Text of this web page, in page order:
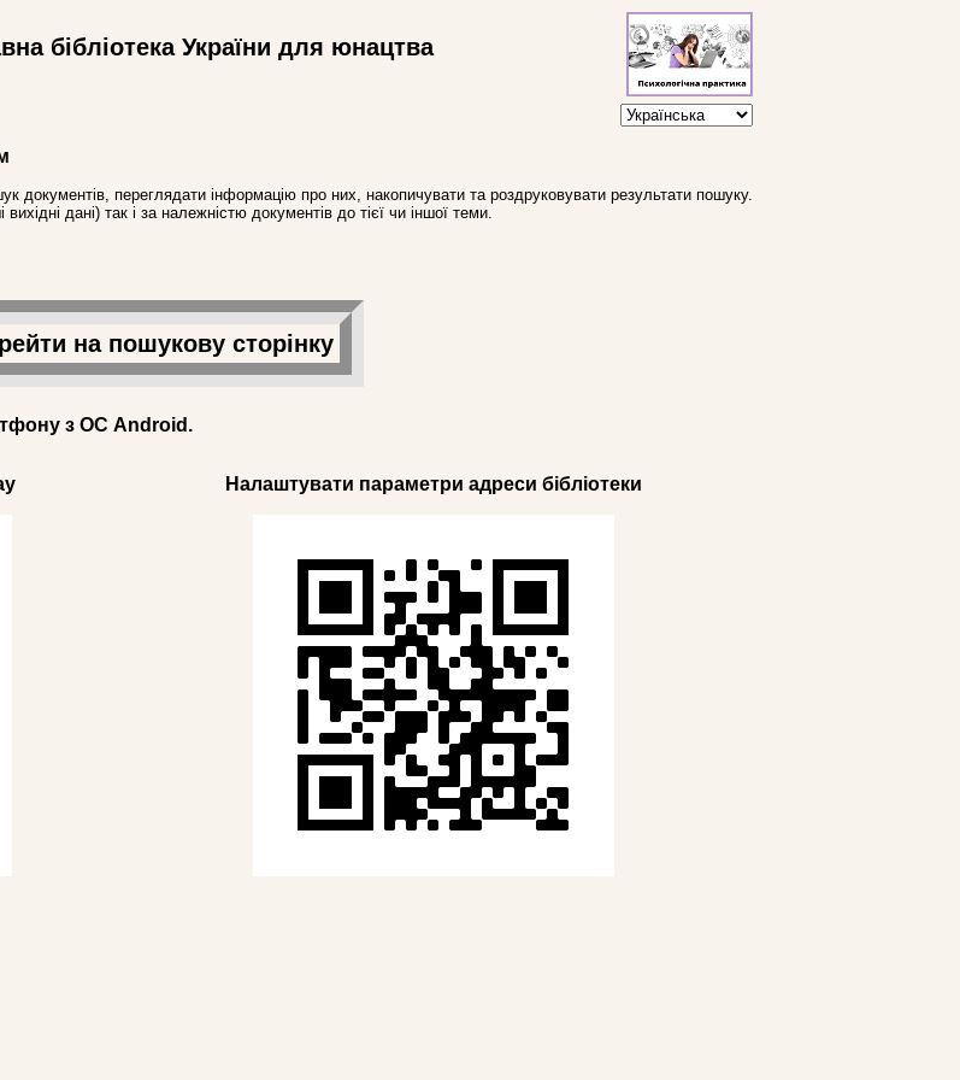
бібліотека України для юнацтва
документів, переглядати інформацію про них, накопичувати та роздруковувати результати пошуку.
дані) так і за належністю документів до тієї чи іншої теми.
на пошукову сторінку
з ОС Android.
Налаштувати параметри адреси бібліотеки